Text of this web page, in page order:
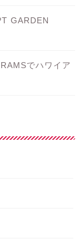
GARDEN
でハワイア